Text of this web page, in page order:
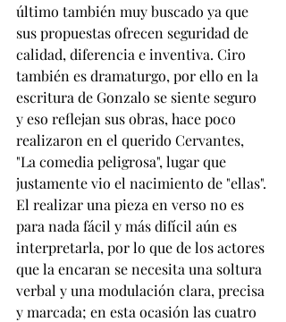
último también muy buscado ya que
sus propuestas ofrecen seguridad de
calidad, diferencia e inventiva. Ciro
también es dramaturgo, por ello en la
escritura de Gonzalo se siente seguro
y eso reflejan sus obras, hace poco
realizaron en el querido Cervantes,
"La comedia peligrosa", lugar que
justamente vio el nacimiento de "ellas".
El realizar una pieza en verso no es
para nada fácil y más difícil aún es
interpretarla, por lo que de los actores
que la encaran se necesita una soltura
verbal y una modulación clara, precisa
y marcada; en esta ocasión las cuatro